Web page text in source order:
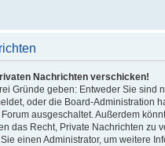
Nachrichten verschicken!
Gründe geben: Entweder Sie sind
oder die Board-Administration
ausgeschaltet. Außerdem
das Recht, Private Nachrichten zu
einen Administrator, um weitere